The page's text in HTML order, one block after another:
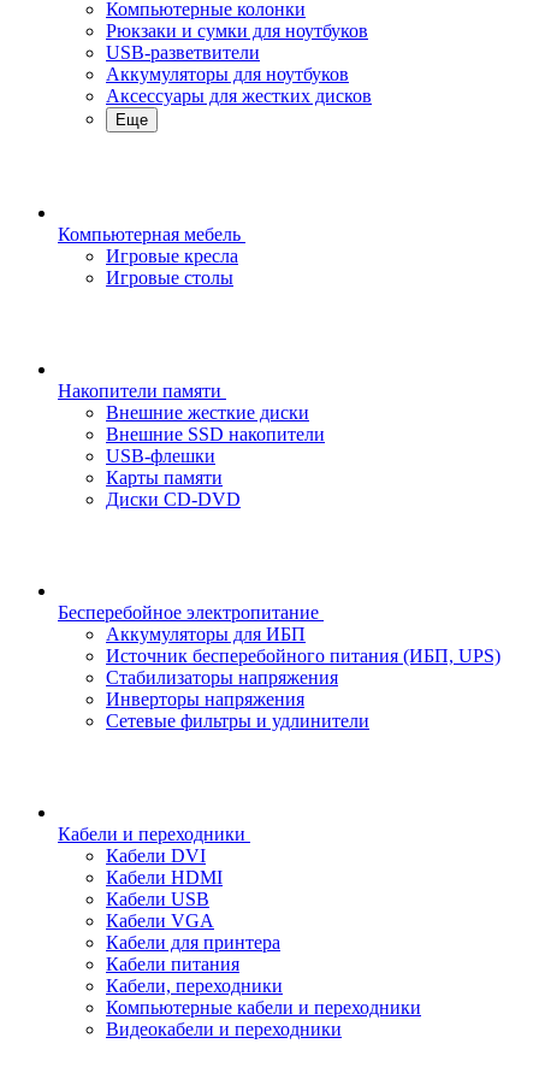
Компьютерные колонки
Рюкзаки и сумки для ноутбуков
USB-разветвители
Аккумуляторы для ноутбуков
Аксессуары для жестких дисков
Еще
Компьютерная мебель
Игровые кресла
Игровые столы
Накопители памяти
Внешние жесткие диски
Внешние SSD накопители
USB-флешки
Карты памяти
Диски CD-DVD
Бесперебойное электропитание
Аккумуляторы для ИБП
Источник бесперебойного питания (ИБП, UPS)
Стабилизаторы напряжения
Инверторы напряжения
Сетевые фильтры и удлинители
Кабели и переходники
Кабели DVI
Кабели HDMI
Кабели USB
Кабели VGA
Кабели для принтера
Кабели питания
Кабели, переходники
Компьютерные кабели и переходники
Видеокабели и переходники